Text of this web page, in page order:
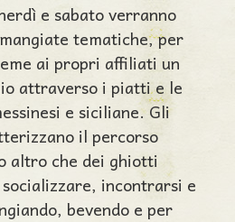
e sabato verranno
tematiche, per
ai propri affiliati un
attraverso i piatti e le
e siciliane. Gli
il percorso
altro che dei ghiotti
incontrarsi e
bevendo e per